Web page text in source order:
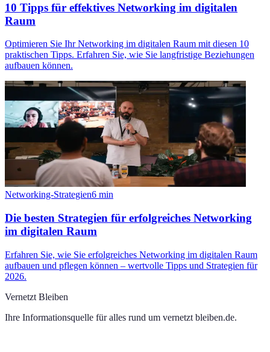
10 Tipps für effektives Networking im digitalen
Raum
Optimieren Sie Ihr Networking im digitalen Raum mit diesen 10
praktischen Tipps. Erfahren Sie, wie Sie langfristige Beziehungen
aufbauen können.
Networking-Strategien6 min
Die besten Strategien für erfolgreiches Networking
im digitalen Raum
Erfahren Sie, wie Sie erfolgreiches Networking im digitalen Raum
aufbauen und pflegen können – wertvolle Tipps und Strategien für
2026.
Vernetzt Bleiben
Ihre Informationsquelle für alles rund um vernetzt bleiben.de.